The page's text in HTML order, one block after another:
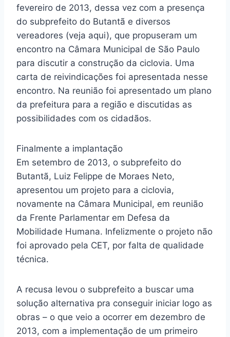
fevereiro de 2013, dessa vez com a presença
do subprefeito do Butantã e diversos
vereadores (veja aqui), que propuseram um
encontro na Câmara Municipal de São Paulo
para discutir a construção da ciclovia. Uma
carta de reivindicações foi apresentada nesse
encontro. Na reunião foi apresentado um plano
da prefeitura para a região e discutidas as
possibilidades com os cidadãos.
Finalmente a implantação
Em setembro de 2013, o subprefeito do
Butantã, Luiz Felippe de Moraes Neto,
apresentou um projeto para a ciclovia,
novamente na Câmara Municipal, em reunião
da Frente Parlamentar em Defesa da
Mobilidade Humana. Infelizmente o projeto não
foi aprovado pela CET, por falta de qualidade
técnica.
A recusa levou o subprefeito a buscar uma
solução alternativa pra conseguir iniciar logo as
obras – o que veio a ocorrer em dezembro de
2013, com a implementação de um primeiro